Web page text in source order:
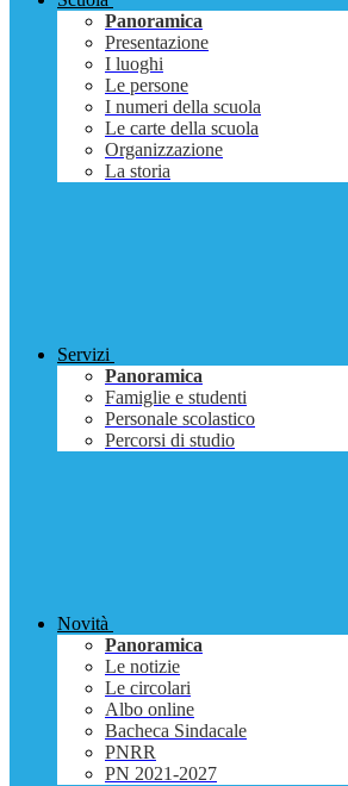
Panoramica
Presentazione
I luoghi
Le persone
I numeri della scuola
Le carte della scuola
Organizzazione
La storia
Servizi
Panoramica
Famiglie e studenti
Personale scolastico
Percorsi di studio
Novità
Panoramica
Le notizie
Le circolari
Albo online
Bacheca Sindacale
PNRR
PN 2021-2027